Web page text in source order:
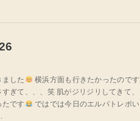
ました
横浜方面も行きたかったのです
ぎて、、、笑 肌がジリジリしてきて、
たです
ではでは今日のエルパトレポい